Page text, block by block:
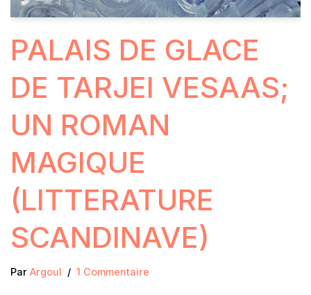
PALAIS DE GLACE
DE TARJEI VESAAS;
UN ROMAN
MAGIQUE
(LITTERATURE
SCANDINAVE)
Par Argoul 1 Commentaire